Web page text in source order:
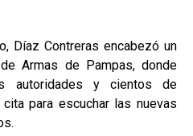
Díaz Contreras encabezó un
Armas de Pampas, donde
autoridades y cientos de
para escuchar las nuevas